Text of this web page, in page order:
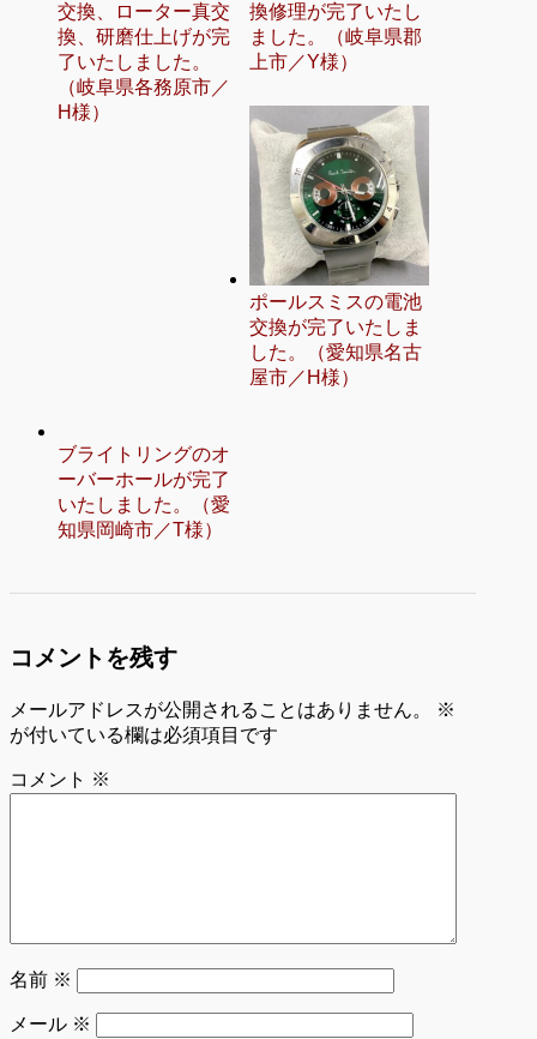
交換、ローター真交
換、研磨仕上げが完
了いたしました。
（岐阜県各務原市／
H様）
換修理が完了いたし
ました。（岐阜県郡
上市／Y様）
ポールスミスの電池
交換が完了いたしま
した。（愛知県名古
屋市／H様）
ブライトリングのオ
ーバーホールが完了
いたしました。（愛
知県岡崎市／T様）
コメントを残す
メールアドレスが公開されることはありません。
※
が付いている欄は必須項目です
コメント ※
名前 ※
メール ※